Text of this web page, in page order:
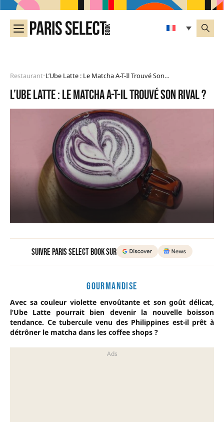
Restaurant• L’Ube Latte : Le Matcha A-T-Il Trouvé Son Rival ?
L’Ube Latte : le matcha a-t-il trouvé son rival ?
Suivre Paris Select Book sur
GOURMANDISE
Avec sa couleur violette envoûtante et son goût délicat,
l’Ube Latte pourrait bien devenir la nouvelle boisson
tendance. Ce tubercule venu des Philippines est-il prêt à
détrôner le matcha dans les coffee shops ?